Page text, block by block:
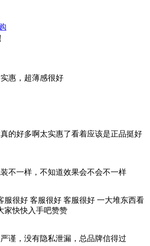
惠，超薄感很好
的好多啊太实惠了看着应该是正品挺好
不一样，不知道效果会不会不一样
服很好 客服很好 客服很好 一大堆东西看
家快快入手吧赞赞
谨，没有隐私泄漏，总品牌信得过